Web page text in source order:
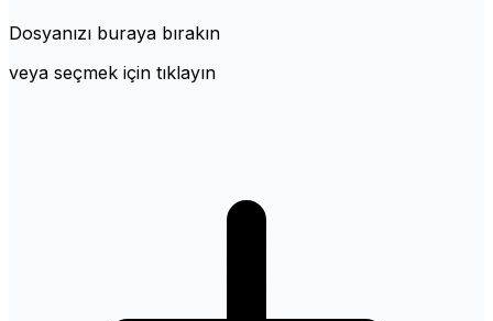
Dosyanızı buraya bırakın
veya seçmek için tıklayın